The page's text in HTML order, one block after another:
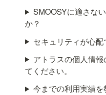
SMOOSYに適さな
か？
セキュリティが心配
アトラスの個人情
てください。
今までの利用実績を